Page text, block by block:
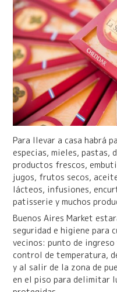
Para llevar a casa habrá
especias, mieles, pastas,
productos frescos,
jugos, frutos secos,
lácteos, infusiones,
patisserie y muchos
Buenos Aires Market
seguridad e higiene para
vecinos: punto de
control de temperatura,
y al salir de la zona de
en el piso para delimitar